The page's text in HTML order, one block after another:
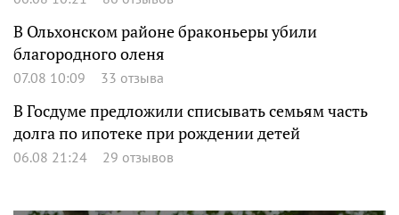
В Ольхонском районе браконьеры убили
благородного оленя
07.08 10:09 33 отзыва
В Госдуме предложили списывать семьям часть
долга по ипотеке при рождении детей
06.08 21:24 29 отзывов